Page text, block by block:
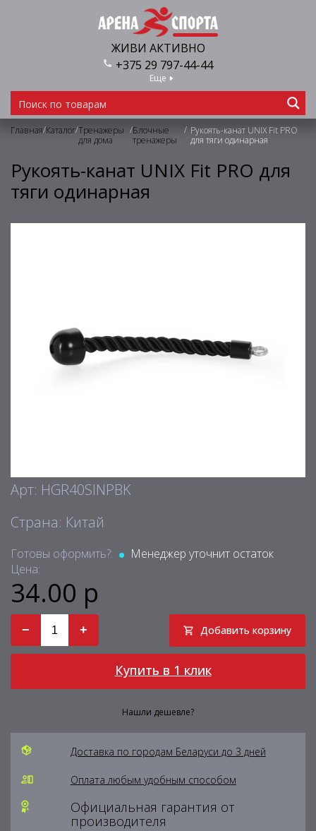
ЖИВИ АКТИВНО
+375 29 797-44-44
Еще
Главная/Каталог/Тренажеры
для дома
/Блочные
тренажеры
/ Рукоять-канат UNIX Fit PRO
для тяги одинарная
Рукоять-канат UNIX Fit PRO для
тяги одинарная
Арт: HGR40SINPBK
Страна: Китай
Готовы оформить?:
Менеджер уточнит остаток
Цена:
34.00 р
− + Добавить корзину
Купить в 1 клик
Нашли дешевле?
Доставка по городам Беларуси до 3 дней
Оплата любым удобным способом
Официальная гарантия от
производителя